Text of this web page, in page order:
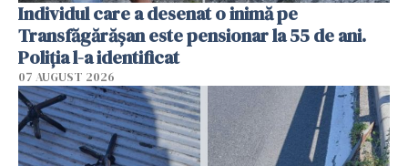
Individul care a desenat o inimă pe
Transfăgărășan este pensionar la 55 de ani.
Poliția l-a identificat
07 AUGUST 2026